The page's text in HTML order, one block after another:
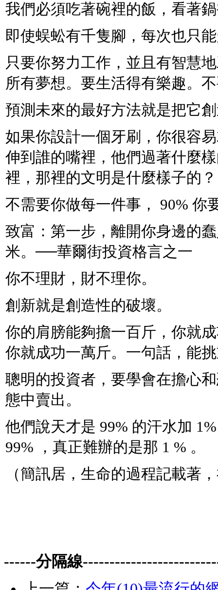
我們必須吃著碗裡的飯，看著
即使蜈蚣有千隻腳，每次也只
只要你努力工作，並且有智慧
所有夢想。要生活得有樂趣。
預測未來的最好方法就是把它
如果你設計一個牙刷，你很容
伸到誰的嘴裡，他們過著什麼
裡，那裡的文明是什麼樣子的？
不需要你做每一件事， 90% 你
致富：第一步，離開你身邊的
米。──華爾街投資格言之一
你不理財，財不理你。
創新就是創造性的破壞。
你的肩膀能夠擔一百斤，你就
你就成功一萬斤。一句話，能
聰明的投資者，要學會在擔心
態中賣出。
他們說天才是 99% 的汗水加
99% ，真正難辦的是那 1 % 。
（簡訊居，生命的過程記載著
------分隔線